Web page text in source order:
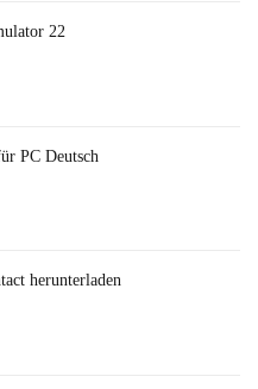
22
PC Deutsch
herunterladen